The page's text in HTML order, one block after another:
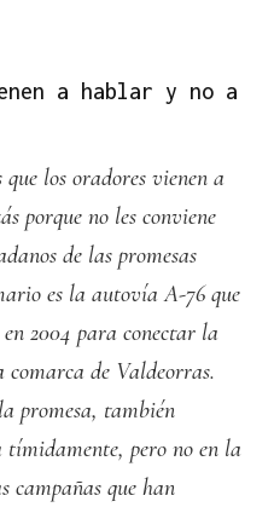
a hablar y no a
los oradores vienen a
porque no les conviene
de las promesas
es la autovía A-76 que
2004 para conectar la
de Valdeorras.
promesa, también
pero no en la
campañas que han